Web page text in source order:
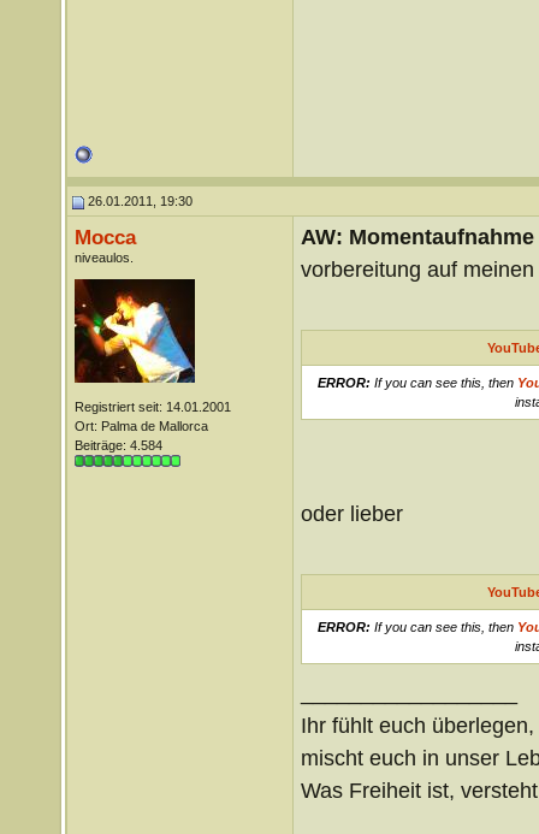
26.01.2011, 19:30
Mocca
niveaulos.
Registriert seit: 14.01.2001
Ort: Palma de Mallorca
Beiträge: 4.584
AW: Momentaufnahme
vorbereitung auf
ERROR: If you can see this, then
oder lieber
ERROR: If you can see this, then
Ihr fühlt euch überlegen,
mischt euch in unser
Was Freiheit ist,